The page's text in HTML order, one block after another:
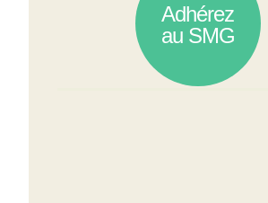
Adhérez
au SMG